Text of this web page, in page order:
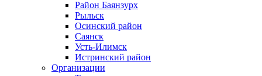
Район Баянзурх
Рыльск
Осинский район
Саянск
Усть-Илимск
Истринский район
Организации